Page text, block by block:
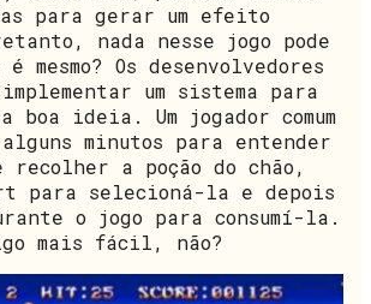
para gerar um efeito
nada nesse jogo pode
mesmo? Os desenvolvedores
um sistema para
boa ideia. Um jogador comum
minutos para entender
recolher a poção do chão,
para selecioná-la e depois
o jogo para consumí-la.
mais fácil, não?